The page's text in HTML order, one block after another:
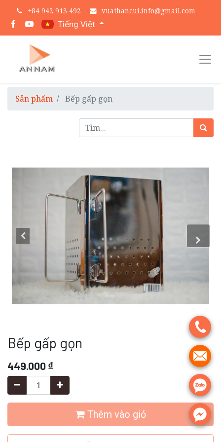
.
.
.
.
+84 942 913 492 vuathancui.info@gmail.com
Tiếng Việt
Sản phẩm Bếp gấp gọn
Bếp gấp gọn
449.000 ₫
Thêm vào giỏ